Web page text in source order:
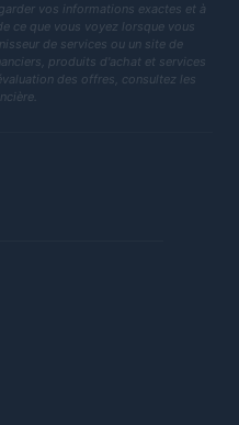
vos informations exactes et à
ce que vous voyez lorsque vous
de services ou un site de
produits d'achat et services
des offres, consultez les